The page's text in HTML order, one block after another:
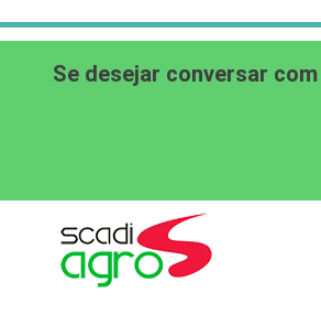
Se desejar conversar